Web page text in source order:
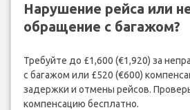
Нарушение рейса или
обращение с багажом?
Требуйте до £1,600 (€1,920) за
с багажом или £520 (€600)
задержки и отмены рейсов.
компенсацию бесплатно.